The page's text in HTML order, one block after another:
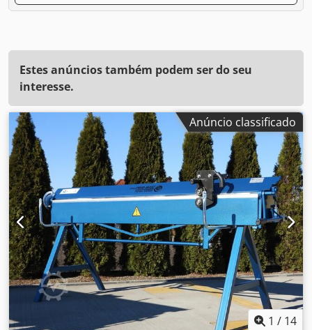
Estes anúncios também podem ser do seu
interesse.
Anúncio classificado
1 / 14